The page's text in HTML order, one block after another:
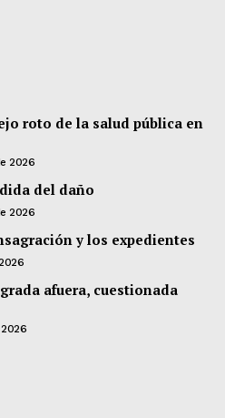
roto de la salud pública en
2026
del daño
2026
y los expedientes
afuera, cuestionada